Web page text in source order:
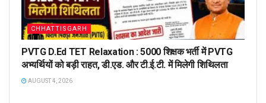
CHHATTISGARH
PVTG D.Ed TET Relaxation : 5000 शिक्षक भर्ती में PVTG
अभ्यर्थियों को बड़ी राहत, डी.एड. और टी.ई.टी. में मिलेगी शिथिलता
AUGUST 4, 2026